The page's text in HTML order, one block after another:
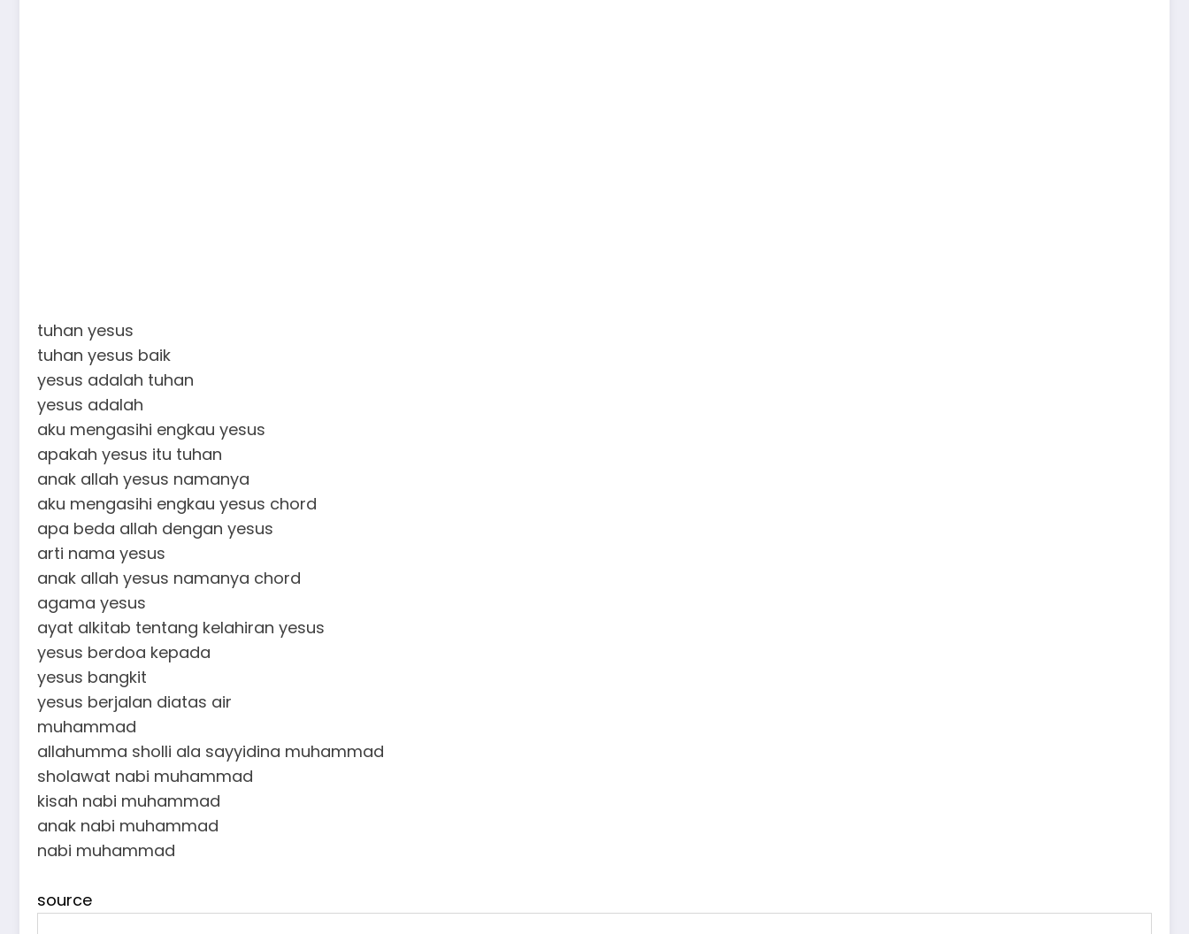
tuhan yesus
tuhan yesus baik
yesus adalah tuhan
yesus adalah
aku mengasihi engkau yesus
apakah yesus itu tuhan
anak allah yesus namanya
aku mengasihi engkau yesus chord
apa beda allah dengan yesus
arti nama yesus
anak allah yesus namanya chord
agama yesus
ayat alkitab tentang kelahiran yesus
yesus berdoa kepada
yesus bangkit
yesus berjalan diatas air
muhammad
allahumma sholli ala sayyidina muhammad
sholawat nabi muhammad
kisah nabi muhammad
anak nabi muhammad
nabi muhammad
source